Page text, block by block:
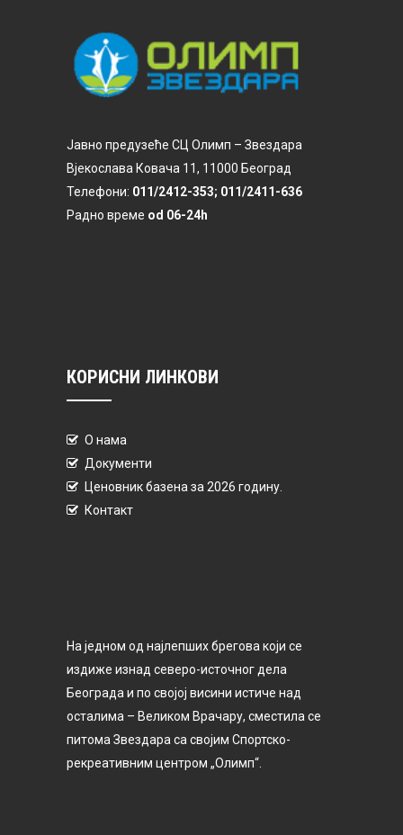
Јавно предузеће СЦ Олимп – Звездара
Вјекослава Ковача 11, 11000 Београд
Телефони: 011/2412-353; 011/2411-636
Радно време od 06-24h
КОРИСНИ ЛИНКОВИ
О нама
Документи
Ценовник базена за 2026 годину.
Контакт
На једном од најлепших брегова који се
издиже изнад северо-источног дела
Београда и по својој висини истиче над
осталима – Великом Врачару, сместила се
питома Звездара са својим Спортско-
рекреативним центром „Олимп“.